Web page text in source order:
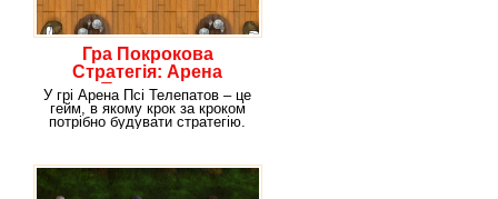
Гра Покрокова
Стратегія: Арена
Телепатов
У грі Арена Псі Телепатов – це
гейм, в якому крок за кроком
потрібно будувати стратегію.